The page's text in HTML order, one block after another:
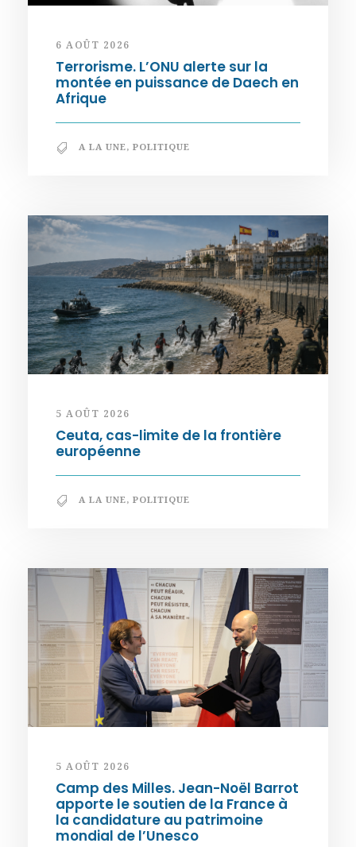
6 AOÛT 2026
Terrorisme. L’ONU alerte sur la
montée en puissance de Daech en
Afrique
A LA UNE, POLITIQUE
5 AOÛT 2026
Ceuta, cas-limite de la frontière
européenne
A LA UNE, POLITIQUE
5 AOÛT 2026
Camp des Milles. Jean-Noël Barrot
apporte le soutien de la France à
la candidature au patrimoine
mondial de l’Unesco